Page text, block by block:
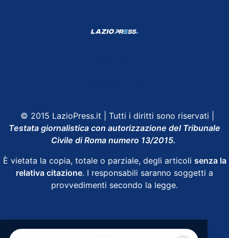
© 2015 LazioPress.it | Tutti i diritti sono riservati |
Testata giornalistica con autorizzazione del Tribunale
Civile di Roma numero 13/2015.
È vietata la copia, totale o parziale, degli articoli senza la
relativa citazione. I responsabili saranno soggetti a
provvedimenti secondo la legge.